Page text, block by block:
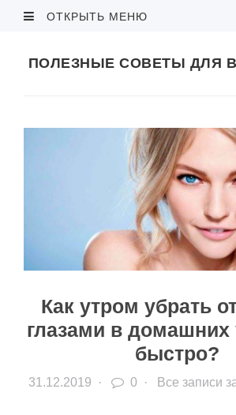
ОТКРЫТЬ МЕНЮ
ПОЛЕЗНЫЕ СОВЕТЫ ДЛЯ
Как утром убрать
глазами в домашних
быстро?
31.12.2019 · 0 · Все записи